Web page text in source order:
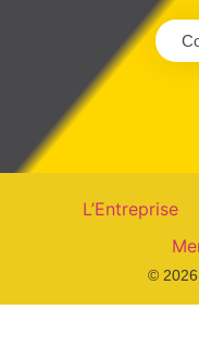
L’Entreprise
© 2026